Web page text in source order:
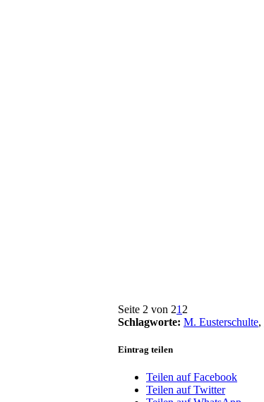
Seite 2 von 21 2
Schlagworte: M. Eusterschulte,
Eintrag teilen
Teilen auf Facebook
Teilen auf Twitter